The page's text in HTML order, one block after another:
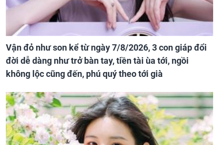
Vận đỏ như son kể từ ngày 7/8/2026, 3 con giáp đổi
đời dễ dàng như trở bàn tay, tiền tài ùa tới, ngồi
không lộc cũng đến, phú quý theo tới già